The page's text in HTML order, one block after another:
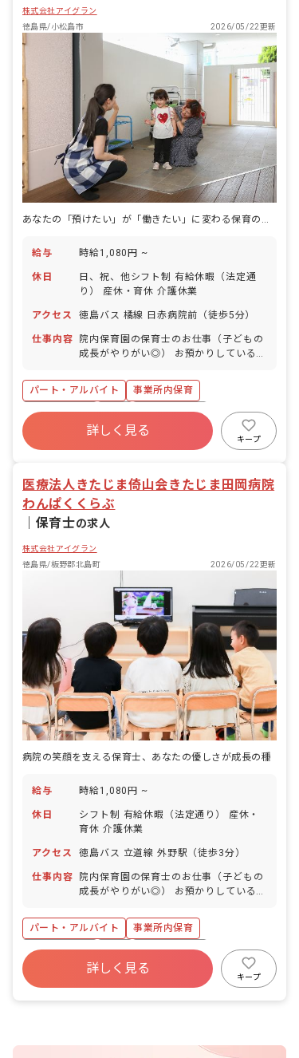
株式会社アイグラン
徳島県/小松島市
2026/05/22更新
給与 時給1,080円 ~
休日
日、祝、他シフト制 有給休暇（法定通
り） 産休・育休 介護休業
アクセス 徳島バス 橘線 日赤病院前（徒歩5分）
仕事内容
院内保育園の保育士のお仕事（子どもの
成長がやりがい◎） お預かりしている子
食事・睡眠・排泄・清潔・衣類の着脱等
・集団生活を通じた社会性の装着 ・行事
の計画・実行、お知らせの作成
パート・アルバイト
事業所内保育
福利厚生充実
有給
産休育休制度
研修充実
詳しく見る
キープ
医療法人きたじま倚山会きたじま田岡病院
わんぱくくらぶ
保育士の求人
株式会社アイグラン
徳島県/板野郡北島町
2026/05/22更新
病院の笑顔を支える保育士、あなたの優しさが成長の種
給与 時給1,080円 ~
休日
シフト制 有給休暇（法定通り） 産休・
育休 介護休業
アクセス 徳島バス 立道線 外野駅（徒歩3分）
仕事内容
院内保育園の保育士のお仕事（子どもの
成長がやりがい◎） お預かりしている子
食事・睡眠・排泄・清潔・衣類の着脱等
・集団生活を通じた社会性の装着 ・行事
の計画・実行、お知らせの作成
パート・アルバイト
事業所内保育
福利厚生充実
有給
産休育休制度
研修充実
詳しく見る
キープ